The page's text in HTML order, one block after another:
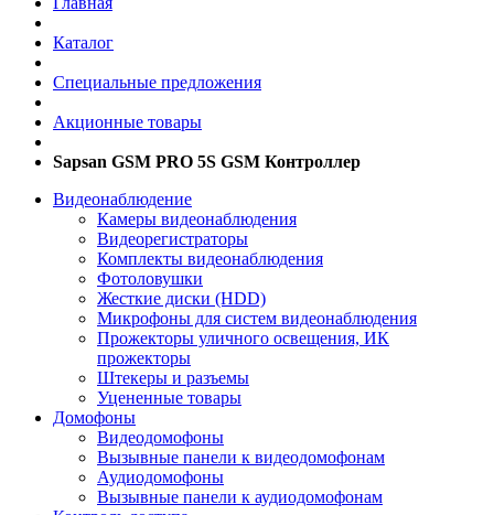
Каталог
Специальные предложения
Акционные товары
Sapsan GSM PRO 5S GSM Контроллер
Видеонаблюдение
Камеры видеонаблюдения
Видеорегистраторы
Комплекты видеонаблюдения
Фотоловушки
Жесткие диски (HDD)
Микрофоны для систем видеонаблюдения
Прожекторы уличного освещения, ИК
прожекторы
Штекеры и разъемы
Уцененные товары
Домофоны
Видеодомофоны
Вызывные панели к видеодомофонам
Аудиодомофоны
Вызывные панели к аудиодомофонам